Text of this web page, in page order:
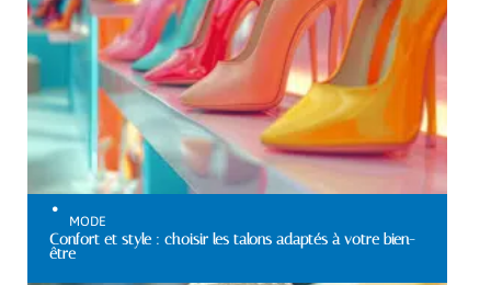
MODE
Confort et style : choisir les talons adaptés à votre bien-
être